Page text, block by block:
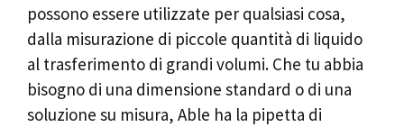
possono essere utilizzate per qualsiasi cosa,
dalla misurazione di piccole quantità di liquido
al trasferimento di grandi volumi. Che tu abbia
bisogno di una dimensione standard o di una
soluzione su misura, Able ha la pipetta di